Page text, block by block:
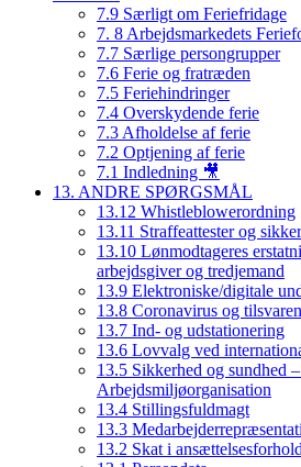
7.9 Særligt om Feriefridage
7. 8 Arbejdsmarkedets
7.7 Særlige persongrupper
7.6 Ferie og fratræden
7.5 Feriehindringer
7.4 Overskydende ferie
7.3 Afholdelse af ferie
7.2 Optjening af ferie
7.1 Indledning 🎥
13. ANDRE SPØRGSMÅL
13.12 Whistleblowerordning
13.11 Straffeattester og
13.10 Lønmodtageres
arbejdsgiver og tredjemand
13.9 Elektroniske/digitale
13.8 Coronavirus og
13.7 Ind- og udstationering
13.6 Lovvalg ved
13.5 Sikkerhed og sundhed
Arbejdsmiljøorganisation
13.4 Stillingsfuldmagt
13.3
13.2 Skat i ansættelsesforhold